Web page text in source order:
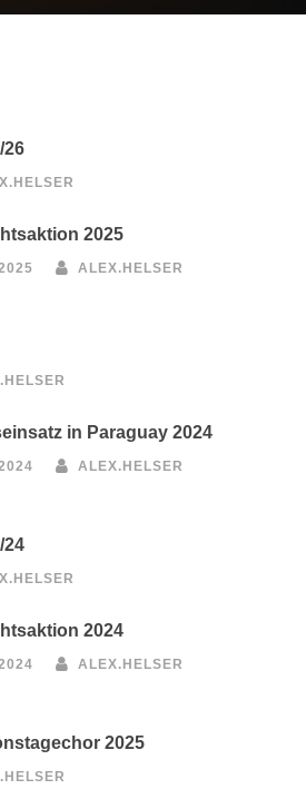
26
2025
ALEX.HELSER
in Paraguay 2024
ALEX.HELSER
24
2024
ALEX.HELSER
2025